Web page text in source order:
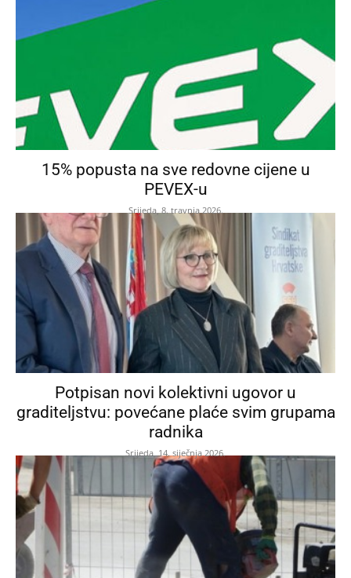
15% popusta na sve redovne cijene u
PEVEX-u
Srijeda, 8. travnja 2026.
Potpisan novi kolektivni ugovor u
graditeljstvu: povećane plaće svim grupama
radnika
Srijeda, 14. siječnja 2026.